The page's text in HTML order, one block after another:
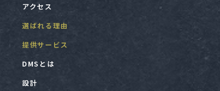
アクセス
選ばれる理由
提供サービス
DMSとは
設計